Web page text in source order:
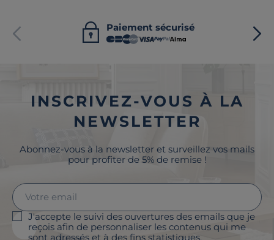
Paiement sécurisé
INSCRIVEZ-VOUS À LA
NEWSLETTER
Abonnez-vous à la newsletter et surveillez vos mails
pour profiter de 5% de remise !
J'accepte le suivi des ouvertures des emails que je
reçois afin de personnaliser les contenus qui me
sont adressés et à des fins statistiques.